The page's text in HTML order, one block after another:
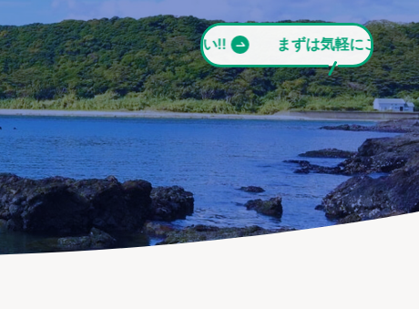
まずは気軽にご相談ください!! まずは気軽にご相談くだ